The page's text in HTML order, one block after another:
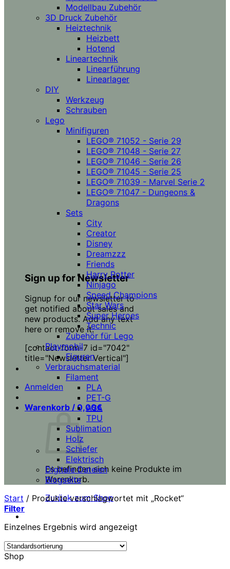
Sign up for Newsletter
Signup for our newsletter to
get notified about sales and
new products. Add any text
here or remove it.
[contact-form-7 id="7042"
title="Newsletter Vertical"]
Anmelden
Warenkorb / 0,00€
Es befinden sich keine Produkte im
Warenkorb.
Zurück zum Shop
Modellbau Zubehör
3D Druck Zubehör
Heiztechnik
Heizbett
Hotend
Lineartechnik
Linearführung
Linearlager
DIY
Werkzeug
Schrauben
Lego
Minifiguren
LEGO® 71052 - Serie 29
LEGO® 71048 - Serie 27
LEGO® 71046 - Serie 26
LEGO® 71045 - Serie 25
LEGO® 71039 - Marvel Serie 2
LEGO® 71047 - Dungeons &
Dragons
Sets
City
Creator
Disney
Dreamzzz
Friends
Harry Potter
Ninjago
Speed Champions
Star Wars
Super Heroes
Technic
Zubehör für Lego
Playmobil
Figuren
Verbrauchsmaterial
Filament
PLA
PET-G
ASA
TPU
Sublimation
Holz
Schiefer
Elektrisch
Digitale Dateien
Blogseite
Start / Produkte verschlagwortet mit „Rocket“
Filter
Einzelnes Ergebnis wird angezeigt
Shop